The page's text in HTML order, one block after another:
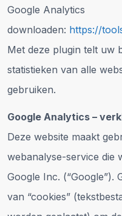
Google Analytics
downloaden: https://
Met deze plugin telt uw
statistieken van alle
gebruiken.
Google Analytics –
Deze website maakt
webanalyse-service die
Google Inc. (“Google”).
van “cookies”